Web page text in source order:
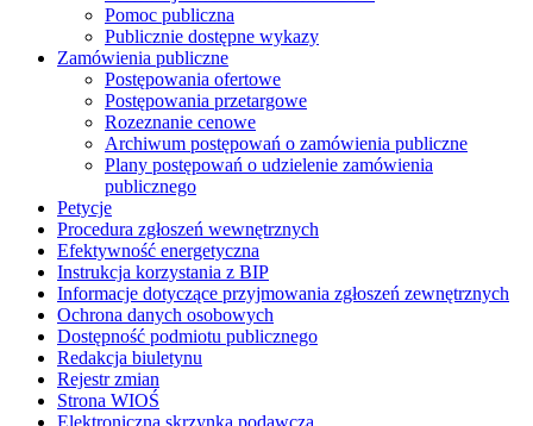
Pomoc publiczna
Publicznie dostępne wykazy
Zamówienia publiczne
Postępowania ofertowe
Postępowania przetargowe
Rozeznanie cenowe
Archiwum postępowań o zamówienia publiczne
Plany postępowań o udzielenie zamówienia
publicznego
Petycje
Procedura zgłoszeń wewnętrznych
Efektywność energetyczna
Instrukcja korzystania z BIP
Informacje dotyczące przyjmowania zgłoszeń zewnętrznych
Ochrona danych osobowych
Dostępność podmiotu publicznego
Redakcja biuletynu
Rejestr zmian
Strona WIOŚ
Elektroniczna skrzynka podawcza